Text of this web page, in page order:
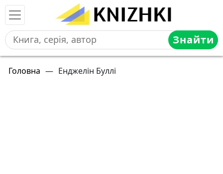
Знайти
Головна — Енджелін Буллі